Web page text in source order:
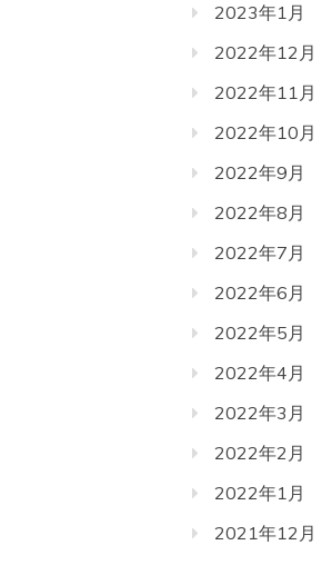
2023年1月
2022年12月
2022年11月
2022年10月
2022年9月
2022年8月
2022年7月
2022年6月
2022年5月
2022年4月
2022年3月
2022年2月
2022年1月
2021年12月